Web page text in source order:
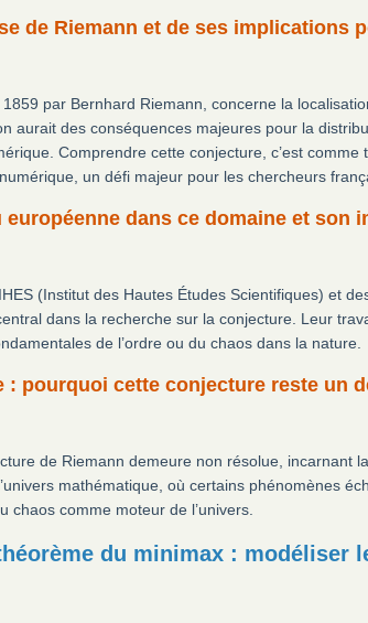
de Riemann et de ses implications
par Bernhard Riemann, concerne la
aurait des conséquences majeures pour la
Comprendre cette conjecture, c’est comme
un défi majeur pour les chercheurs
dans ce domaine et son
(Institut des Hautes Études Scientifiques) et
dans la recherche sur la conjecture. Leur
de l’ordre ou du chaos dans la nature.
: pourquoi cette conjecture reste un
de Riemann demeure non résolue, incarnant
mathématique, où certains phénomènes
comme moteur de l’univers.
du minimax : modéliser